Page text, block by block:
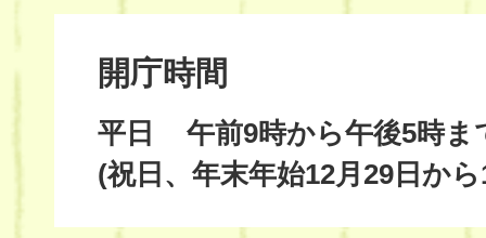
開庁時間
平日
午前9時から午後5時ま
(祝日、年末年始12月29日か